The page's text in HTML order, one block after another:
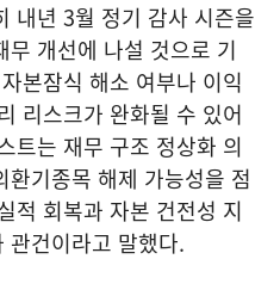
내년 3월 정기 감사 시즌을
개선에 나설 것으로 기
본잠식 해소 여부나 이익
리스크가 완화될 수 있어
트는 재무 구조 정상화 의
기종목 해제 가능성을 점
적 회복과 자본 건전성 지
관건이라고 말했다.